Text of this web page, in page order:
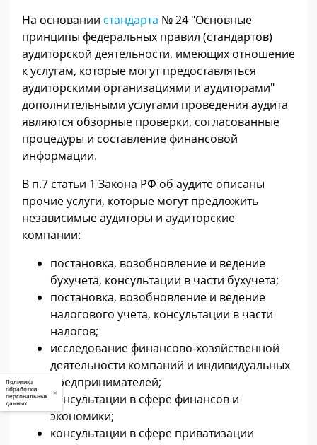
На основании стандарта № 24 "Основные
принципы федеральных правил (стандартов)
аудиторской деятельности, имеющих отношение
к услугам, которые могут предоставляться
аудиторскими организациями и аудиторами"
дополнительными услугами проведения аудита
являются обзорные проверки, согласованные
процедуры и составление финансовой
информации.
В п.7 статьи 1 Закона РФ об аудите описаны
прочие услуги, которые могут предложить
независимые аудиторы и аудиторские
компании:
постановка, возобновление и ведение
бухучета, консультации в части бухучета;
постановка, возобновление и ведение
налогового учета, консультации в части
налогов;
исследование финансово-хозяйственной
деятельности компаний и индивидуальных
предпринимателей;
консультации в сфере финансов и
экономики;
консультации в сфере приватизации
Политика
обработки
персональных
данных
×